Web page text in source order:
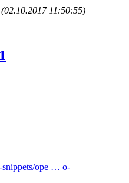
11:50:55)
snippets/ope … o-